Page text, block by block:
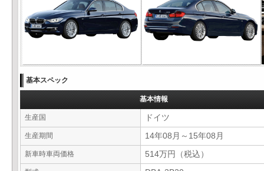
基本スペック
基本情報
生産国 ドイツ
生産期間 14年08月～15年08月
新車時車両価格 514万円（税込）